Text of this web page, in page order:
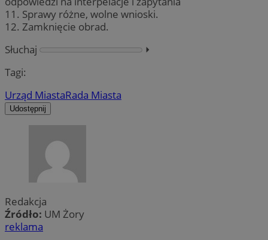
11. Sprawy różne, wolne wnioski.
12. Zamknięcie obrad.
Słuchaj
⏵︎
Tagi:
Urząd MiastaRada Miasta
Udostępnij
Redakcja
Źródło: UM Żory
reklama